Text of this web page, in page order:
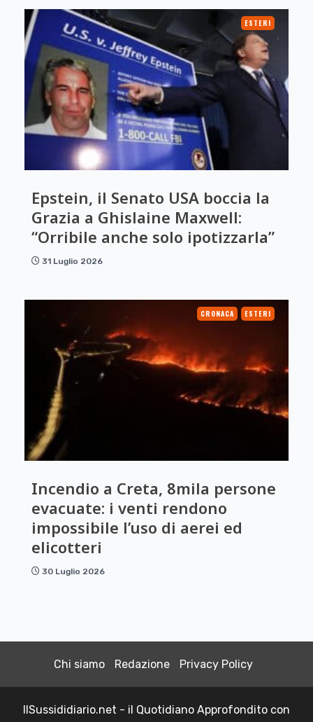
ESTERI
Epstein, il Senato USA boccia la
Grazia a Ghislaine Maxwell:
“Orribile anche solo ipotizzarla”
31 Luglio 2026
CRONACA ESTERI
Incendio a Creta, 8mila persone
evacuate: i venti rendono
impossibile l’uso di aerei ed
elicotteri
30 Luglio 2026
Chi siamo Redazione Privacy Policy
IlSussididiario.net - il Quotidiano Approfondito con